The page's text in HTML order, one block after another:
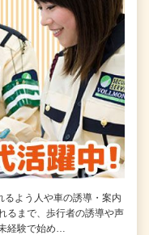
るよう人や車の誘導・案内
るまで、歩行者の誘導や声
経験で始め…